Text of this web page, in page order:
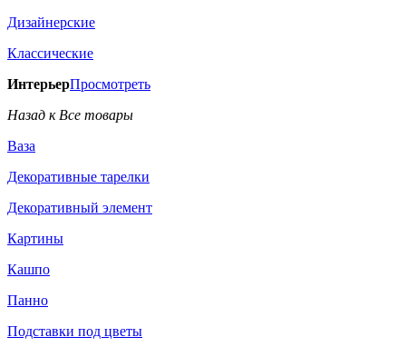
Дизайнерские
Классические
ИнтерьерПросмотреть
Назад к Все товары
Ваза
Декоративные тарелки
Декоративный элемент
Картины
Кашпо
Панно
Подставки под цветы